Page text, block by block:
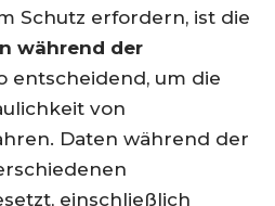
Schutz erfordern, ist die
während der
entscheidend, um die
von
Daten während der
einschließlich